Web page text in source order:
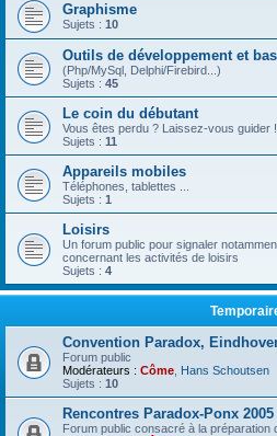
Graphisme
Sujets : 10
Outils de développement et
(Php/MySql, Delphi/Firebird...)
Sujets : 45
Le coin du débutant
Vous êtes perdu ? Laissez-vous guider !
Sujets : 11
Appareils mobiles
Téléphones, tablettes ...
Sujets : 1
Loisirs
Un forum public pour signaler
concernant les activités de loisirs
Sujets : 4
Convention Paradox,
Forum public
Modérateurs : Côme Hans Schoutsen
Sujets : 10
Rencontres Paradox-Ponx 2005
Forum public consacré à la